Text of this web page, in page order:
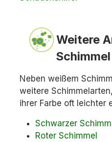
Weitere
Schimmel
Neben weißem
weitere
ihrer Farbe oft leichter
Schwarzer
Roter Schimmel